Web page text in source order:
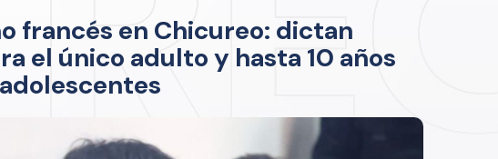
francés en Chicureo: dictan
el único adulto y hasta 10 años